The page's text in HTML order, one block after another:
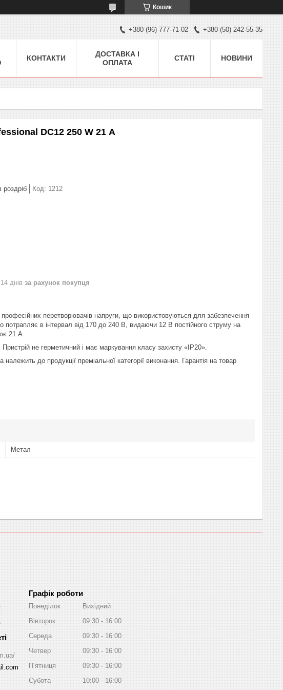
Кошик
+380 (96) 777-71-02 +380 (50) 242-55-35
КОНТАКТИ
ДОСТАВКА І
ОПЛАТА
СТАТІ НОВИНИ
DC12 250 W 21 А
роздріб Код: 1212
днів за рахунок покупця
перетворювачів напруги, що використовуються для забезпечення
потрапляє в інтервал від 170 до 240 В, видаючи 12 В постійного струму на
21 А.
не герметичний і має маркування класу захисту «IP20».
до продукції преміальної категорії виконання. Гарантія на товар
Метал
Графік роботи
Понеділок
Вихідний
Вівторок
09:30
16:00
Середа
09:30
16:00
Четвер
09:30
16:00
Пʼятниця
09:30
16:00
Субота
10:00 16:00